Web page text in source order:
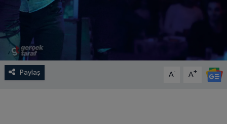
Paylaş A- A+